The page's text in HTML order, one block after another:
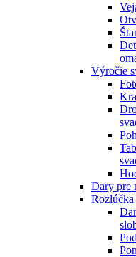
Výročie
Dary pre
Rozlúčka